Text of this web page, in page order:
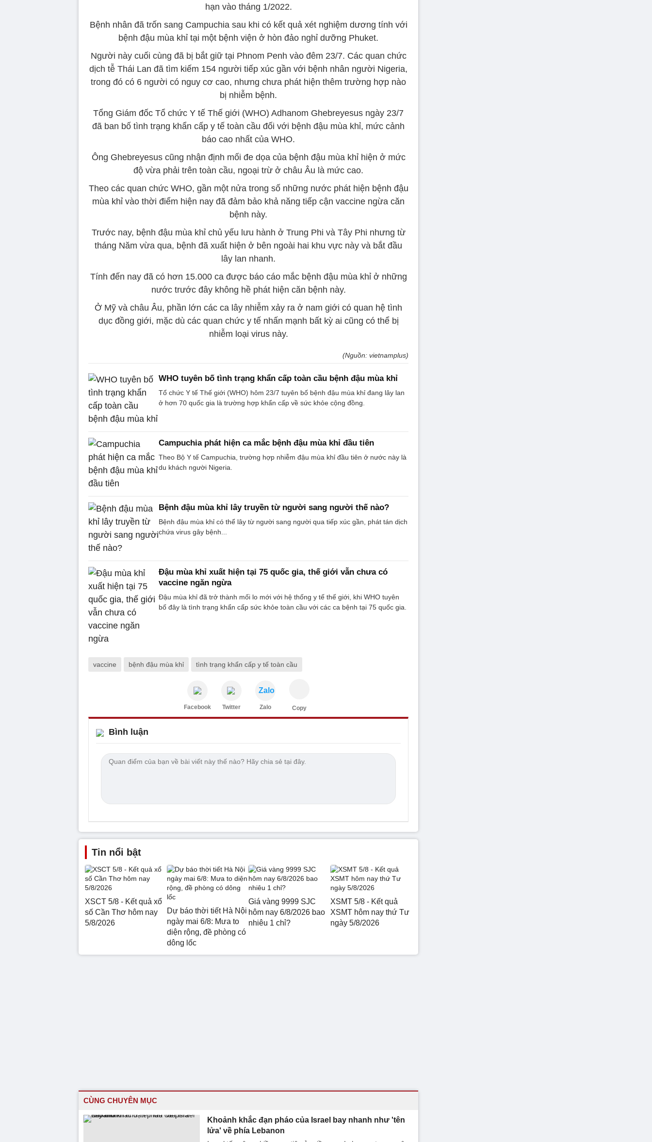
hạn vào tháng 1/2022.
Bệnh nhân đã trốn sang Campuchia sau khi có kết quả xét nghiệm dương tính với
bệnh đậu mùa khỉ tại một bệnh viện ở hòn đảo nghỉ dưỡng Phuket.
Người này cuối cùng đã bị bắt giữ tại Phnom Penh vào đêm 23/7. Các quan chức
dịch tễ Thái Lan đã tìm kiếm 154 người tiếp xúc gần với bệnh nhân người Nigeria,
trong đó có 6 người có nguy cơ cao, nhưng chưa phát hiện thêm trường hợp nào
bị nhiễm bệnh.
Tổng Giám đốc Tổ chức Y tế Thế giới (WHO) Adhanom Ghebreyesus ngày 23/7
đã ban bố tình trạng khẩn cấp y tế toàn cầu đối với bệnh đậu mùa khỉ, mức cảnh
báo cao nhất của WHO.
Ông Ghebreyesus cũng nhận định mối đe dọa của bệnh đậu mùa khỉ hiện ở mức
độ vừa phải trên toàn cầu, ngoại trừ ở châu Âu là mức cao.
Theo các quan chức WHO, gần một nửa trong số những nước phát hiện bệnh đậu
mùa khỉ vào thời điểm hiện nay đã đảm bảo khả năng tiếp cận vaccine ngừa căn
bệnh này.
Trước nay, bệnh đậu mùa khỉ chủ yếu lưu hành ở Trung Phi và Tây Phi nhưng từ
tháng Năm vừa qua, bệnh đã xuất hiện ở bên ngoài hai khu vực này và bắt đầu
lây lan nhanh.
Tính đến nay đã có hơn 15.000 ca được báo cáo mắc bệnh đậu mùa khỉ ở những
nước trước đây không hề phát hiện căn bệnh này.
Ở Mỹ và châu Âu, phần lớn các ca lây nhiễm xảy ra ở nam giới có quan hệ tình
dục đồng giới, mặc dù các quan chức y tế nhấn mạnh bất kỳ ai cũng có thể bị
nhiễm loại virus này.
(Nguồn: vietnamplus)
WHO tuyên bố tình trạng khẩn cấp toàn cầu bệnh đậu mùa khỉ
Tổ chức Y tế Thế giới (WHO) hôm 23/7 tuyên bố bệnh đậu mùa khỉ đang lây lan
ở hơn 70 quốc gia là trường hợp khẩn cấp về sức khỏe cộng đồng.
Campuchia phát hiện ca mắc bệnh đậu mùa khỉ đầu tiên
Theo Bộ Y tế Campuchia, trường hợp nhiễm đậu mùa khỉ đầu tiên ở nước này là
du khách người Nigeria.
Bệnh đậu mùa khỉ lây truyền từ người sang người thế nào?
Bệnh đậu mùa khỉ có thể lây từ người sang người qua tiếp xúc gần, phát tán dịch
chứa virus gây bệnh...
Đậu mùa khỉ xuất hiện tại 75 quốc gia, thế giới vẫn chưa có
vaccine ngăn ngừa
Đậu mùa khỉ đã trở thành mối lo mới với hệ thống y tế thế giới, khi WHO tuyên
bố đây là tình trạng khẩn cấp sức khỏe toàn cầu với các ca bệnh tại 75 quốc gia.
vaccine bệnh đậu mùa khỉ tình trạng khẩn cấp y tế toàn cầu
Facebook Twitter
Zalo
Zalo Copy
Bình luận
Tin nổi bật
XSCT 5/8 - Kết quả xổ
số Cần Thơ hôm nay
5/8/2026
Dự báo thời tiết Hà Nội
ngày mai 6/8: Mưa to
diện rộng, đề phòng có
dông lốc
Giá vàng 9999 SJC
hôm nay 6/8/2026 bao
nhiêu 1 chỉ?
XSMT 5/8 - Kết quả
XSMT hôm nay thứ Tư
ngày 5/8/2026
CÙNG CHUYÊN MỤC
Khoảnh khắc đạn pháo của Israel bay nhanh như 'tên
lửa' về phía Lebanon